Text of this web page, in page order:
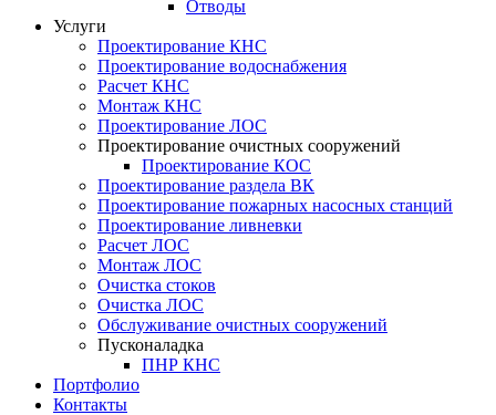
Отводы
Услуги
Проектирование КНС
Проектирование водоснабжения
Расчет КНС
Монтаж КНС
Проектирование ЛОС
Проектирование очистных сооружений
Проектирование КОС
Проектирование раздела ВК
Проектирование пожарных насосных станций
Проектирование ливневки
Расчет ЛОС
Монтаж ЛОС
Очистка стоков
Очистка ЛОС
Обслуживание очистных сооружений
Пусконаладка
ПНР КНС
Портфолио
Контакты